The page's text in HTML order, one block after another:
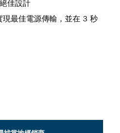
佳設計
最佳電源傳輸，並在 3 秒